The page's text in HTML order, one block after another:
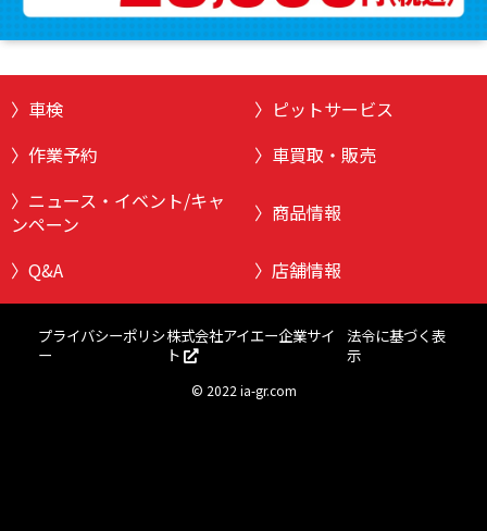
車検
ピットサービス
作業予約
車買取・販売
ニュース・イベント/キャ
ンペーン
商品情報
Q&A 店舗情報
プライバシーポリシ
ー
株式会社アイエー企業サイ
ト
法令に基づく表
示
© 2022 ia-gr.com